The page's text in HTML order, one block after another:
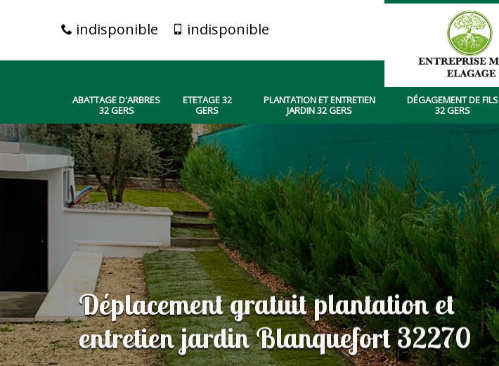
indisponible indisponible
ABATTAGE D'ARBRES
32 GERS
ETETAGE 32
GERS
PLANTATION ET ENTRETIEN
JARDIN 32 GERS
DÉGAGEMENT DE FILS
32 GERS
Déplacement gratuit plantation et
entretien jardin Blanquefort 32270